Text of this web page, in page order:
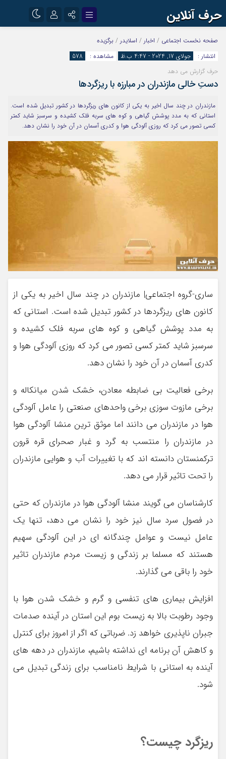
حرف آنلاین
اینستاگرام
آپارات
رمز عبور
مرا به خاطر بسپار
صفحه نخست اجتماعی / اخبار / اسلایدر / برگزیده
انتشار :
جولای 17, 2024 - 4:47 ب.ظ مشاهده :
578
حرف گزارش می دهد
دستِ خالی مازندران در مبارزه با ریزگردها
مازندران در چند سال اخیر به یکی از کانون های ریزگردها در کشور تبدیل شده است.
استانی که به مدد پوشش گیاهی و کوه های سربه فلک کشیده و سرسبز شاید کمتر
کسی تصور می کرد که روزی آلودگی هوا و کدری آسمان در آن خود را نشان دهد.
ساری-گروه اجتماعی| مازندران در چند سال اخیر به یکی از
کانون های ریزگردها در کشور تبدیل شده است. استانی که
به مدد پوشش گیاهی و کوه های سربه فلک کشیده و
سرسبز شاید کمتر کسی تصور می کرد که روزی آلودگی هوا و
کدری آسمان در آن خود را نشان دهد.
برخی فعالیت بی ضابطه معادن، خشک شدن میانکاله و
برخی مازوت سوزی برخی واحدهای صنعتی را عامل آلودگی
هوا در مازندران می دانند اما موثق ترین منشا آلودگی هوا
در مازندران را منتسب به گرد و غبار صحرای قره قرون
ترکمنستان دانسته اند که با تغییرات آب و هوایی مازندران
را تحت تاثیر قرار می دهد.
کارشناسان می گویند منشا آلودگی هوا در مازندران که حتی
در فصول سرد سال نیز خود را نشان می دهد، تنها یک
عامل نیست و عوامل چندگانه ای در این آلودگی سهیم
هستند که مسلما بر زندگی و زیست مردم مازندران تاثیر
خود را باقی می گذارند.
افزایش بیماری های تنفسی و گرم و خشک شدن هوا با
وجود رطوبت بالا به زیست بوم این استان در آینده صدمات
جبران ناپذیری خواهد زد. ضرباتی که اگر از امروز برای کنترل
و کاهش آن برنامه ای نداشته باشیم، مازندران در دهه های
آینده به استانی با شرایط نامناسب برای زندگی تبدیل می
شود.
ریزگرد چیست؟